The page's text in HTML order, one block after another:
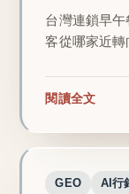
台灣連鎖早
客從哪家近轉
閱讀全文
GEO AI行